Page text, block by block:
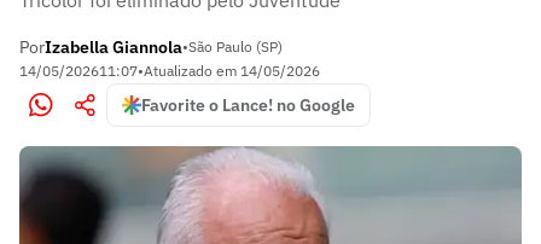
PorIzabella Giannola•São Paulo (SP)
14/05/202611:07•Atualizado em 14/05/2026
Favorite o Lance! no Google